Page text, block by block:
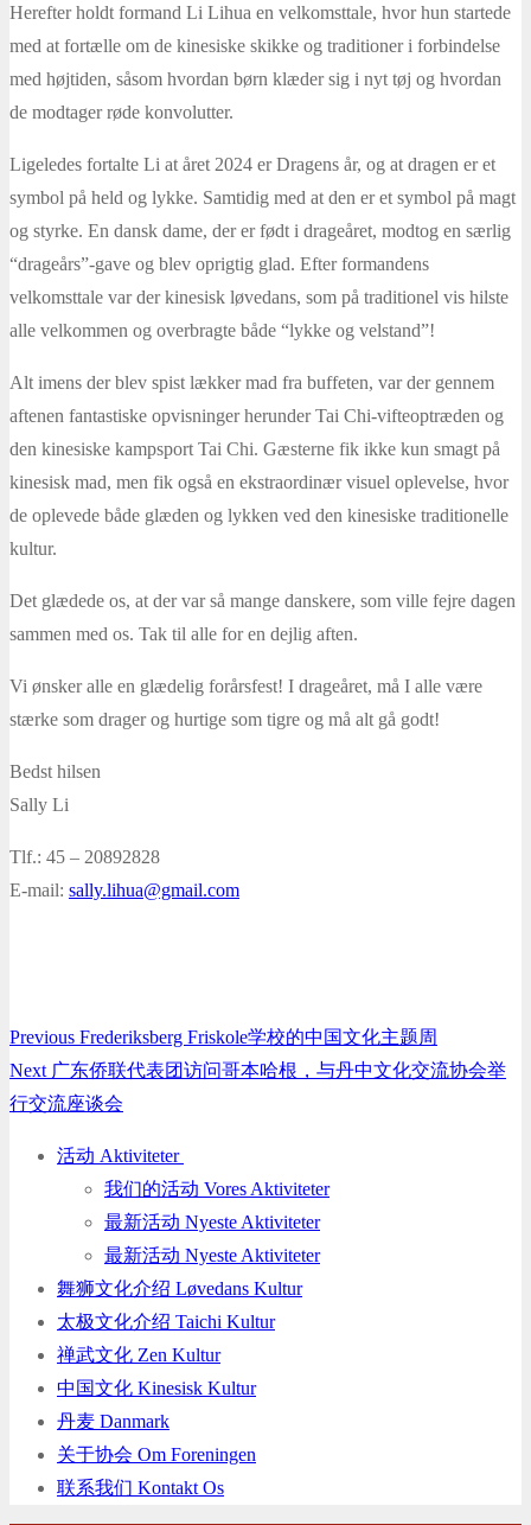
Herefter holdt formand Li Lihua en velkomsttale, hvor hun startede
med at fortælle om de kinesiske skikke og traditioner i forbindelse
med højtiden, såsom hvordan børn klæder sig i nyt tøj og hvordan
de modtager røde konvolutter.
Ligeledes fortalte Li at året 2024 er Dragens år, og at dragen er et
symbol på held og lykke. Samtidig med at den er et symbol på magt
og styrke. En dansk dame, der er født i drageåret, modtog en særlig
“drageårs”-gave og blev oprigtig glad. Efter formandens
velkomsttale var der kinesisk løvedans, som på traditionel vis hilste
alle velkommen og overbragte både “lykke og velstand”!
Alt imens der blev spist lækker mad fra buffeten, var der gennem
aftenen fantastiske opvisninger herunder Tai Chi-vifteoptræden og
den kinesiske kampsport Tai Chi. Gæsterne fik ikke kun smagt på
kinesisk mad, men fik også en ekstraordinær visuel oplevelse, hvor
de oplevede både glæden og lykken ved den kinesiske traditionelle
kultur.
Det glædede os, at der var så mange danskere, som ville fejre dagen
sammen med os. Tak til alle for en dejlig aften.
Vi ønsker alle en glædelig forårsfest! I drageåret, må I alle være
stærke som drager og hurtige som tigre og må alt gå godt!
Bedst hilsen
Sally Li
Tlf.: 45 – 20892828
E-mail: sally.lihua@gmail.com
Indlægsnavigation
Previous Previous
post:
Frederiksberg Friskole学校的中国文化主题周
Next Next
post:
广东侨联代表团访问哥本哈根，与丹中文化交流协会举
行交流座谈会
活动 Aktiviteter
我们的活动 Vores Aktiviteter
最新活动 Nyeste Aktiviteter
最新活动 Nyeste Aktiviteter
舞狮文化介绍 Løvedans Kultur
太极文化介绍 Taichi Kultur
禅武文化 Zen Kultur
中国文化 Kinesisk Kultur
丹麦 Danmark
关于协会 Om Foreningen
联系我们 Kontakt Os